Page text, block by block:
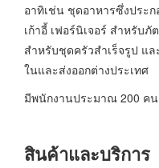
อาทิเช่น ชุดอาหารซึ่งประ
เก้าอี้ เฟอร์นิเจอร์ สำหรับ
สำหรับชุดครัวสำเร็จรูป แ
ในและส่งออกต่างประเทศ
มีพนักงานประมาณ 200 ค
สินค้าและบริการ